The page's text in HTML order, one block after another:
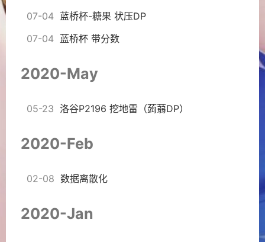
07-04 蓝桥杯-糖果 状压DP
07-04 蓝桥杯 带分数
2020-May
05-23 洛谷P2196 挖地雷（蒟蒻DP）
2020-Feb
02-08 数据离散化
2020-Jan